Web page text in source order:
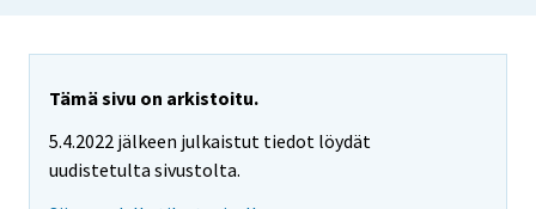
Tämä sivu on arkistoitu.
5.4.2022 jälkeen julkaistut tiedot löydät
uudistetulta sivustolta.